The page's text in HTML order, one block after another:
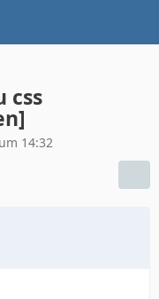
css
14:32